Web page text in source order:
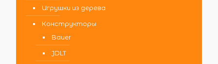
Игрушки из дерева
Конструкторы
Bauer
JDLT